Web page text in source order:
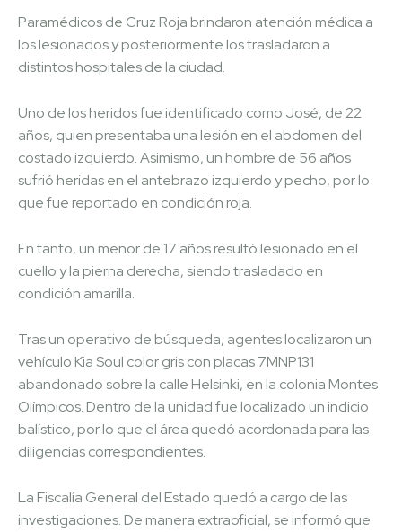
Paramédicos de Cruz Roja brindaron atención médica a
los lesionados y posteriormente los trasladaron a
distintos hospitales de la ciudad.
Uno de los heridos fue identificado como José, de 22
años, quien presentaba una lesión en el abdomen del
costado izquierdo. Asimismo, un hombre de 56 años
sufrió heridas en el antebrazo izquierdo y pecho, por lo
que fue reportado en condición roja.
En tanto, un menor de 17 años resultó lesionado en el
cuello y la pierna derecha, siendo trasladado en
condición amarilla.
Tras un operativo de búsqueda, agentes localizaron un
vehículo Kia Soul color gris con placas 7MNP131
abandonado sobre la calle Helsinki, en la colonia Montes
Olímpicos. Dentro de la unidad fue localizado un indicio
balístico, por lo que el área quedó acordonada para las
diligencias correspondientes.
La Fiscalía General del Estado quedó a cargo de las
investigaciones. De manera extraoficial, se informó que